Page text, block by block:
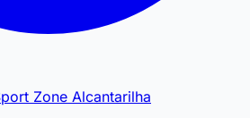
Zone Alcantarilha